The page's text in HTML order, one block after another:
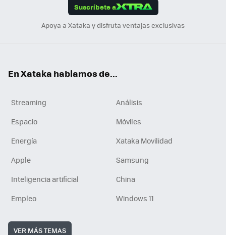
Suscríbete a
Apoya a Xataka y disfruta ventajas exclusivas
En Xataka hablamos de...
Streaming
Análisis
Espacio
Móviles
Energía
Xataka Movilidad
Apple
Samsung
Inteligencia artificial
China
Empleo
Windows 11
VER MÁS TEMAS